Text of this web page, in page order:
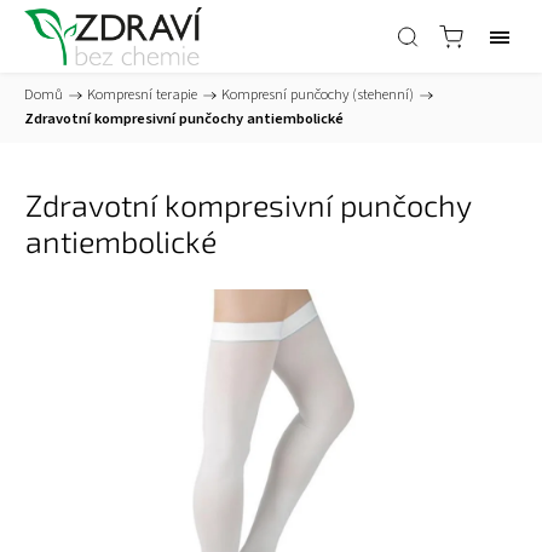
Domů / Kompresní terapie / Kompresní punčochy (stehenní) /
Zdravotní kompresivní punčochy antiembolické
Zdravotní kompresivní punčochy
antiembolické